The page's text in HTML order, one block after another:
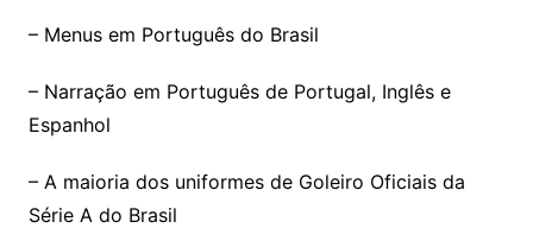
– Menus em Português do Brasil
– Narração em Português de Portugal, Inglês e
Espanhol
– A maioria dos uniformes de Goleiro Oficiais da
Série A do Brasil